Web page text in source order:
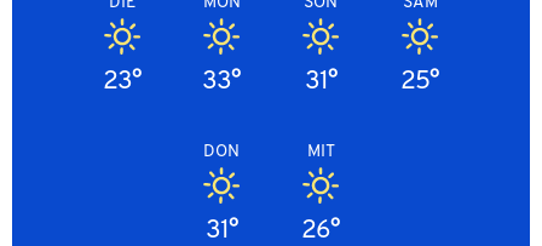
25°
31°
33°
23°
MIT
26°
DON
31°